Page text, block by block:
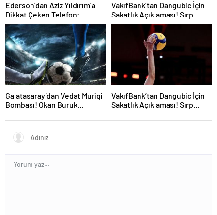
Ederson’dan Aziz Yıldırım’a
Dikkat Çeken Telefon:
“Fenerbahçe’de Kalmak
İstiyorum” Mesajı
VakıfBank’tan Dangubic İçin
Sakatlık Açıklaması! Sırp
Yıldız Ameliyat Olacak
Galatasaray’dan Vedat Muriqi
Bombası! Okan Buruk
VakıfBank’tan Dangubic İçin
Sakatlık Açıklaması! Sırp